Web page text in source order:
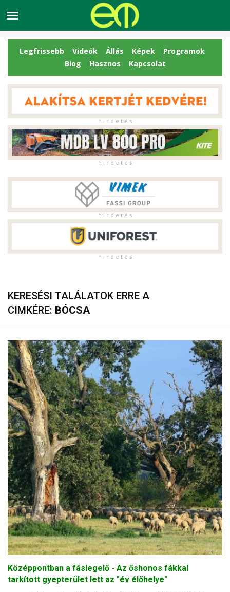
Legfrissebb Videók Állás Képek
Programok
Blog
Hasznos Kapcsolat
h i r d e t é s
h i r d e t é s
h i r d e t é s
h i r d e t é s
KERESÉSI TALÁLATOK ERRE A
CIMKÉRE: BÓCSA
Középpontban a fáslegelő - Az őshonos fákkal
tarkított gyepterület lett az "év élőhelye"